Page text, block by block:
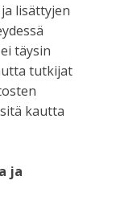
lisättyjen
täysin
tutkijat
kautta
ja